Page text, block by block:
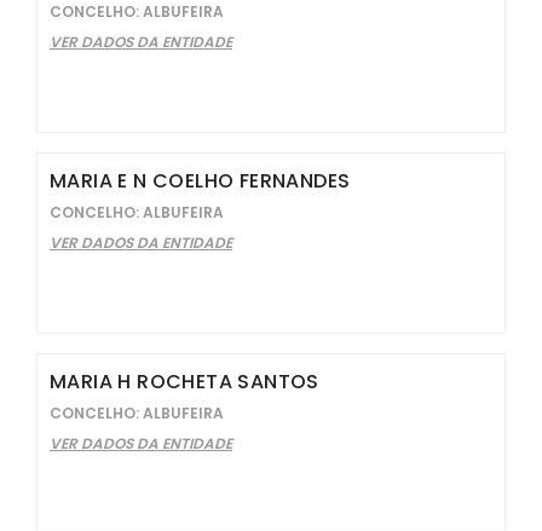
CONCELHO: ALBUFEIRA
VER DADOS DA ENTIDADE
MARIA E N COELHO FERNANDES
CONCELHO: ALBUFEIRA
VER DADOS DA ENTIDADE
MARIA H ROCHETA SANTOS
CONCELHO: ALBUFEIRA
VER DADOS DA ENTIDADE